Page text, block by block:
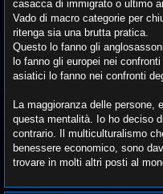
casacca di immigrato o ultimo
Vado di macro categorie per
ritenga sia una brutta pratica.
Questo lo fanno gli
lo fanno gli europei nei
asiatici lo fanno nei confronti
La maggioranza delle persone,
questa mentalità. Io ho deciso
contrario. Il multiculturalismo
benessere economico, sono
trovare in molti altri posti al